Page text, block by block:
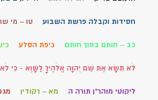
חסידות וקבלה פרשת השבוע טו – מי
כב – חותם בתוך חותם כיפת הסלע
לֹא תִשָּׂא אֶת שֵׁם יְהוָה אֱלֹהֶיךָ לַשָּׁוְא - כִּי לֹא
ליקוטי מוהר"ן תורה ה מא – רקודין